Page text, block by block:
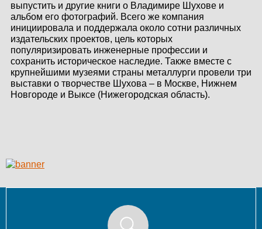
выпустить и другие книги о Владимире Шухове и
альбом его фотографий. Всего же компания
инициировала и поддержала около сотни различных
издательских проектов, цель которых
популяризировать инженерные профессии и
сохранить историческое наследие. Также вместе с
крупнейшими музеями страны металлурги провели три
выставки о творчестве Шухова – в Москве, Нижнем
Новгороде и Выксе (Нижегородская область).